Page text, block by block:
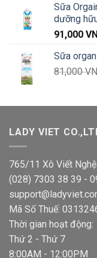
Sữa
dưỡng
91,000
Sữa
81,000
LADY VIET
765/11 Xô Viết Nghệ
(028) 7303 38 39 -
Mã Số Thuế:
Thời gian hoạt động:
Thứ 2 - Thứ 7
8:00AM - 12:00PM